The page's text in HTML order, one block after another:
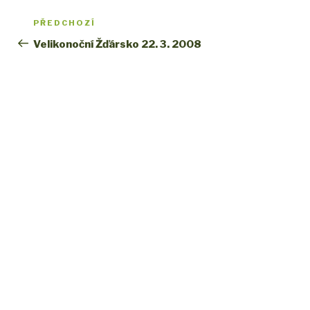
Navigace
pro
Předchozí
příspěvek
PŘEDCHOZÍ
Velikonoční Žďársko 22. 3. 2008